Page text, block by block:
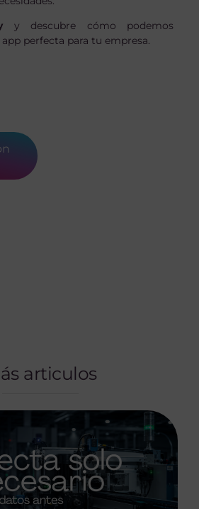
y descubre cómo podemos
perfecta para tu empresa.
articulos